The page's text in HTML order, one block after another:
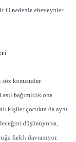
O nedenle ebeveynler
söz konusudur.
bağımlılık ona
kişiler çocukta da aynı
düşünüyorsa,
farklı davranıyor.